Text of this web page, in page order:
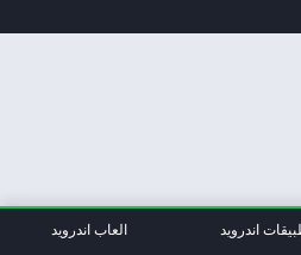
اندرويد العاب اندرويد